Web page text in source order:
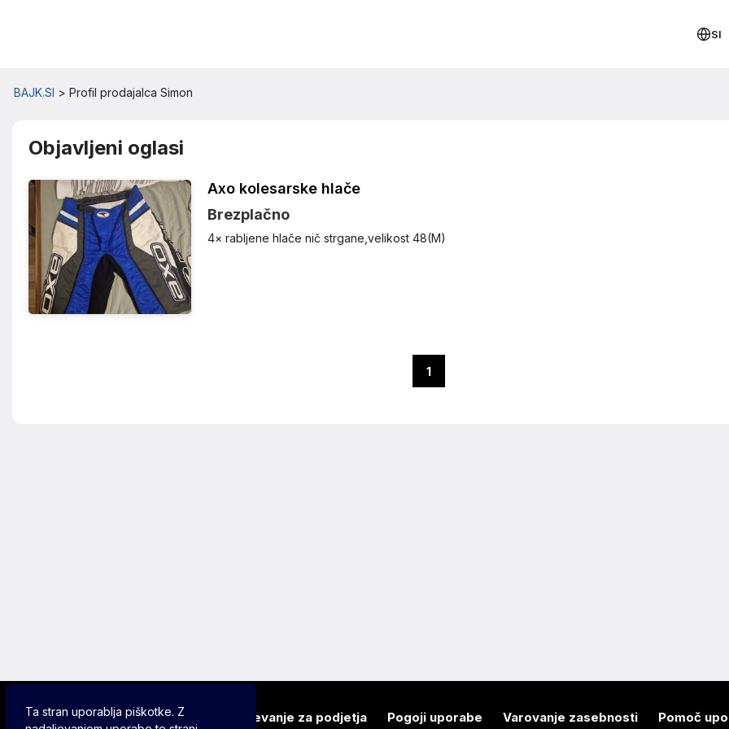
Ta stran uporablja piškotke. Z
SI
BAJK.SI > Profil prodajalca Simon
Objavljeni oglasi
Axo kolesarske hlače
Brezplačno
4× rabljene hlače nič strgane,velikost 48(M)
1
O nas Izpostavitev oglasov Oglaševanje za podjetja Pogoji uporabe Varovanje zasebnosti Pomoč